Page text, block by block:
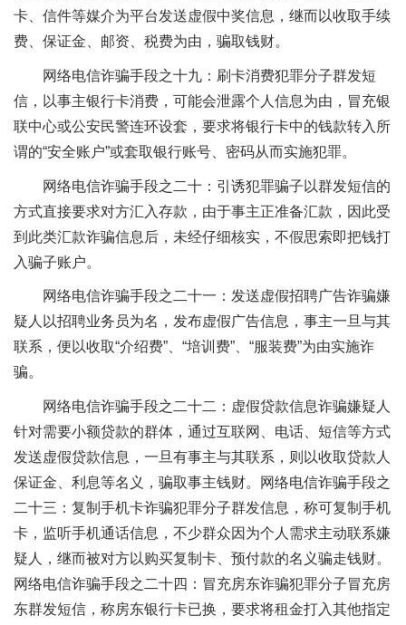
卡、信件等媒介为平台发送虚假中奖信息，继而以收取手续
费、保证金、邮资、税费为由，骗取钱财。
网络电信诈骗手段之十九：刷卡消费犯罪分子群发短
信，以事主银行卡消费，可能会泄露个人信息为由，冒充银
联中心或公安民警连环设套，要求将银行卡中的钱款转入所
谓的“安全账户”或套取银行账号、密码从而实施犯罪。
网络电信诈骗手段之二十：引诱犯罪骗子以群发短信的
方式直接要求对方汇入存款，由于事主正准备汇款，因此受
到此类汇款诈骗信息后，未经仔细核实，不假思索即把钱打
入骗子账户。
网络电信诈骗手段之二十一：发送虚假招聘广告诈骗嫌
疑人以招聘业务员为名，发布虚假广告信息，事主一旦与其
联系，便以收取“介绍费”、“培训费”、“服装费”为由实施诈
骗。
网络电信诈骗手段之二十二：虚假贷款信息诈骗嫌疑人
针对需要小额贷款的群体，通过互联网、电话、短信等方式
发送虚假贷款信息，一旦有事主与其联系，则以收取贷款人
保证金、利息等名义，骗取事主钱财。网络电信诈骗手段之
二十三：复制手机卡诈骗犯罪分子群发信息，称可复制手机
卡，监听手机通话信息，不少群众因为个人需求主动联系嫌
疑人，继而被对方以购买复制卡、预付款的名义骗走钱财。
网络电信诈骗手段之二十四：冒充房东诈骗犯罪分子冒充房
东群发短信，称房东银行卡已换，要求将租金打入其他指定